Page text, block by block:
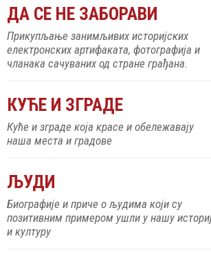
електронских артифаката, фотографија и
чланака сачуваних од стране грађана.
КУЋЕ И ЗГРАДЕ
наша места и градове
ЉУДИ
позитивним примером ушли у нашу историју
и културу
НА ДАНАШЊИ ДАН